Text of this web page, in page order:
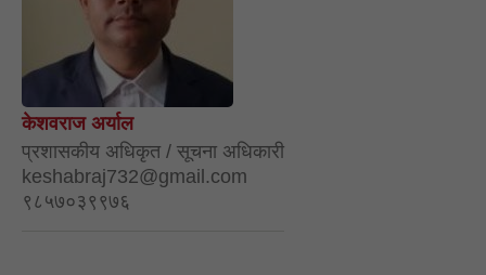
केशवराज अर्याल
प्रशासकीय अधिकृत / सूचना अधिकारी
keshabraj732@gmail.com
९८५७०३९९७६